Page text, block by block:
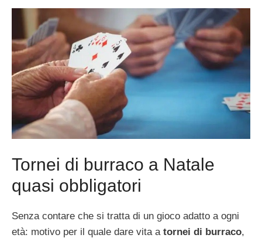
Tornei di burraco a Natale
quasi obbligatori
Senza contare che si tratta di un gioco adatto a ogni
età: motivo per il quale dare vita a tornei di burraco,